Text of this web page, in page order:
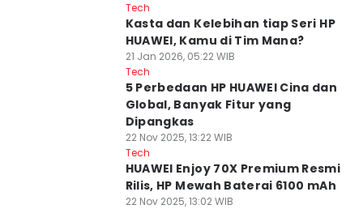
Tech
Kasta dan Kelebihan tiap Seri HP
HUAWEI, Kamu di Tim Mana?
21 Jan 2026, 05:22 WIB
Tech
5 Perbedaan HP HUAWEI Cina dan
Global, Banyak Fitur yang
Dipangkas
22 Nov 2025, 13:22 WIB
Tech
HUAWEI Enjoy 70X Premium Resmi
Rilis, HP Mewah Baterai 6100 mAh
22 Nov 2025, 13:02 WIB